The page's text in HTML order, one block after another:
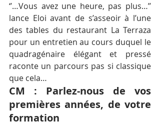
‘’…Vous avez une heure, pas plus…’’
lance Eloi avant de s’asseoir à l’une
des tables du restaurant La Terraza
pour un entretien au cours duquel le
quadragénaire élégant et pressé
raconte un parcours pas si classique
que cela…
CM : Parlez-nous de vos
premières années, de votre
formation